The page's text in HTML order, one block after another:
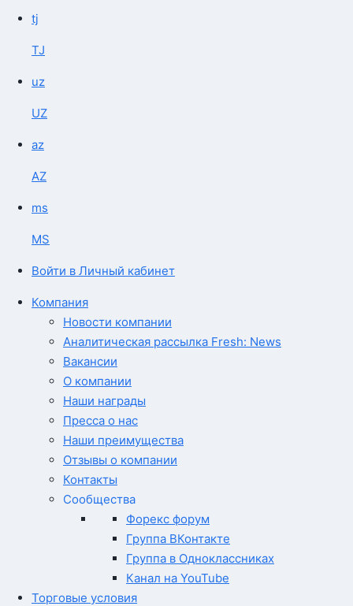
tj
TJ
uz
UZ
az
AZ
ms
MS
Войти в Личный кабинет
Компания
Новости компании
Аналитическая рассылка Fresh: News
Вакансии
О компании
Наши награды
Пресса о нас
Наши преимущества
Отзывы о компании
Контакты
Сообщества
Форекс форум
Группа ВКонтакте
Группа в Одноклассниках
Канал на YouTube
Торговые условия